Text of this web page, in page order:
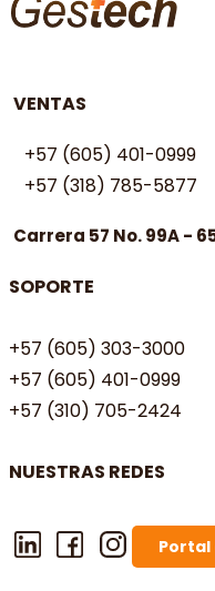
VENTAS
+57 (605) 401-0999
+57 (318) 785-5877
Carrera 57 No. 99A -
SOPORTE
+57 (605) 303-3000
+57 (605) 401-0999
+57 (310) 705-2424
NUESTRAS REDES
Portal